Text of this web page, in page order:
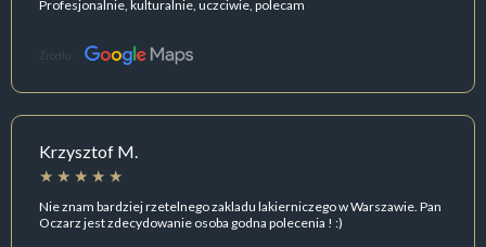
Profesjonalnie, kulturalnie, uczciwie, polecam
Źródło:
Krzysztof M.
Nie znam bardziej rzetelnego zakladu lakierniczego w Warszawie. Pan
Oczarz jest zdecydowanie osoba godna polecenia ! :)